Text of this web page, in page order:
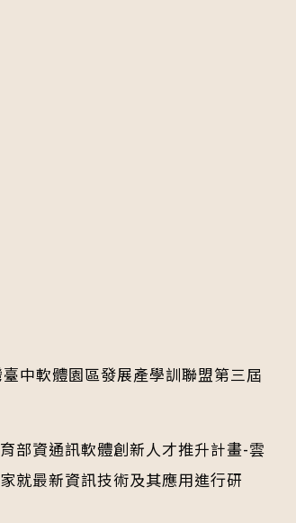
中軟體園區發展產學訓聯盟第三屆
部資通訊軟體創新人才推升計畫-雲
就最新資訊技術及其應用進行研